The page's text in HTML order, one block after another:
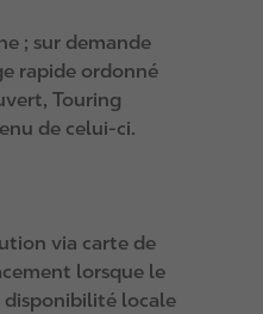
; sur demande
rapide ordonné
Touring
de celui‑ci.
via carte de
lorsque le
disponibilité locale